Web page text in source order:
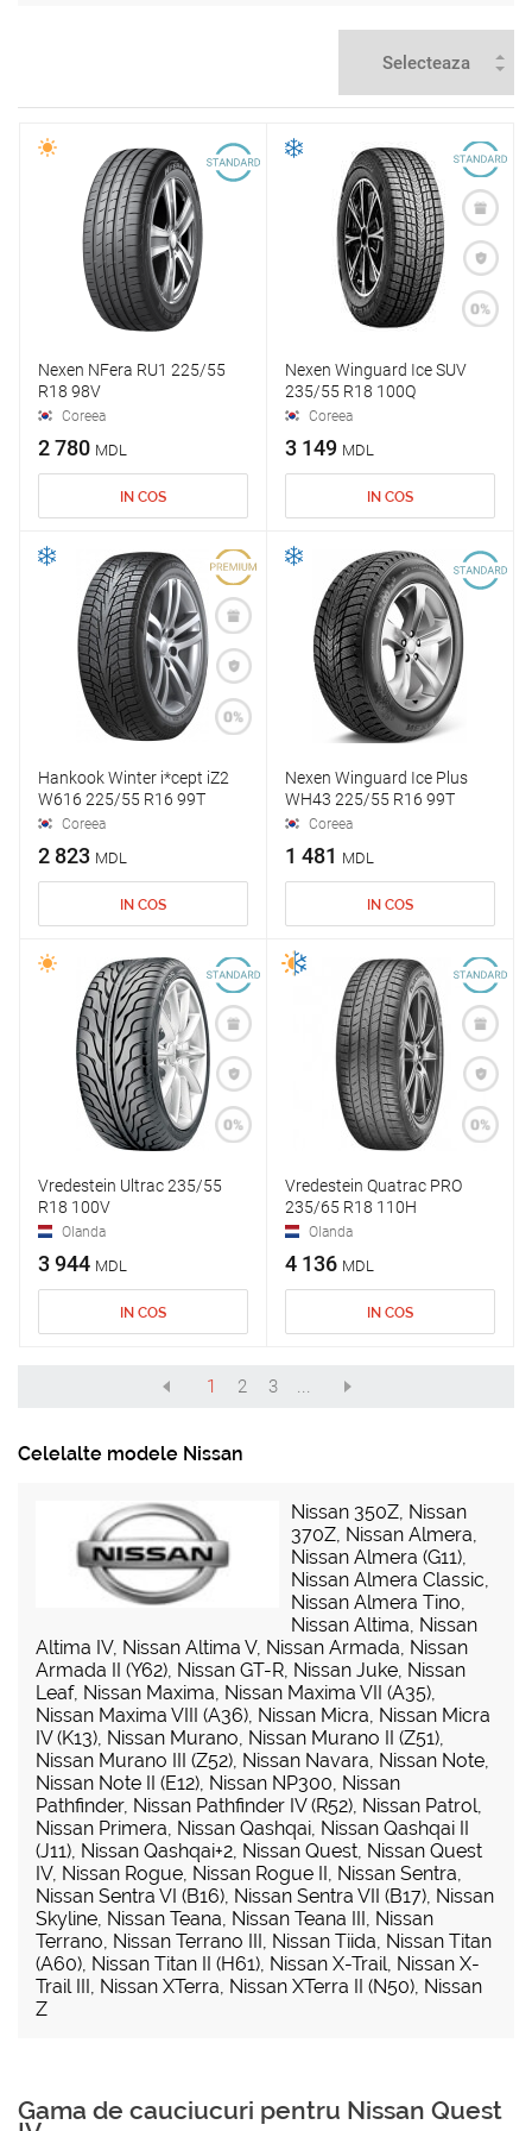
Nexen NFera RU1 225/55
R18 98V
Coreea
2 780 MDL
IN COS
Nexen Winguard Ice SUV
235/55 R18 100Q
Coreea
3 149 MDL
IN COS
Hankook Winter i*cept iZ2
W616 225/55 R16 99T
Coreea
2 823 MDL
IN COS
Nexen Winguard Ice Plus
WH43 225/55 R16 99T
Coreea
1 481 MDL
IN COS
Vredestein Ultrac 235/55
R18 100V
Olanda
3 944 MDL
IN COS
Vredestein Quatrac PRO
235/65 R18 110H
Olanda
4 136 MDL
IN COS
1 2 3
Celelalte modele Nissan
Nissan 350Z, Nissan
370Z, Nissan Almera,
Nissan Almera (G11),
Nissan Almera Classic,
Nissan Almera Tino,
Nissan Altima, Nissan
Altima IV, Nissan Altima V, Nissan Armada, Nissan
Armada II (Y62), Nissan GT-R, Nissan Juke, Nissan
Leaf, Nissan Maxima, Nissan Maxima VII (A35),
Nissan Maxima VIII (A36), Nissan Micra, Nissan Micra
IV (K13), Nissan Murano, Nissan Murano II (Z51),
Nissan Murano III (Z52), Nissan Navara, Nissan Note,
Nissan Note II (E12), Nissan NP300, Nissan
Pathfinder, Nissan Pathfinder IV (R52), Nissan Patrol,
Nissan Primera, Nissan Qashqai, Nissan Qashqai II
(J11), Nissan Qashqai+2, Nissan Quest, Nissan Quest
IV, Nissan Rogue, Nissan Rogue II, Nissan Sentra,
Nissan Sentra VI (B16), Nissan Sentra VII (B17), Nissan
Skyline, Nissan Teana, Nissan Teana III, Nissan
Terrano, Nissan Terrano III, Nissan Tiida, Nissan Titan
(A60), Nissan Titan II (H61), Nissan X-Trail, Nissan X-
Trail III, Nissan XTerra, Nissan XTerra II (N50), Nissan
Z
Gama de cauciucuri pentru Nissan Quest